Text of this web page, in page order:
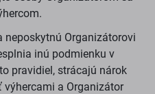
neposkytnú Organizátorovi
inú podmienku v
pravidiel, strácajú nárok
výhercami a Organizátor